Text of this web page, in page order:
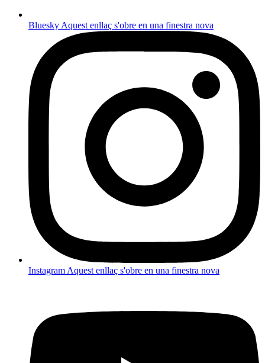
BlueskyAquest enllaç s'obre en una finestra nova
InstagramAquest enllaç s'obre en una finestra nova